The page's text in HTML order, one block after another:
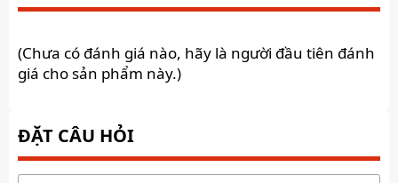
(Chưa có đánh giá nào, hãy là người đầu tiên đánh
giá cho sản phẩm này.)
ĐẶT CÂU HỎI